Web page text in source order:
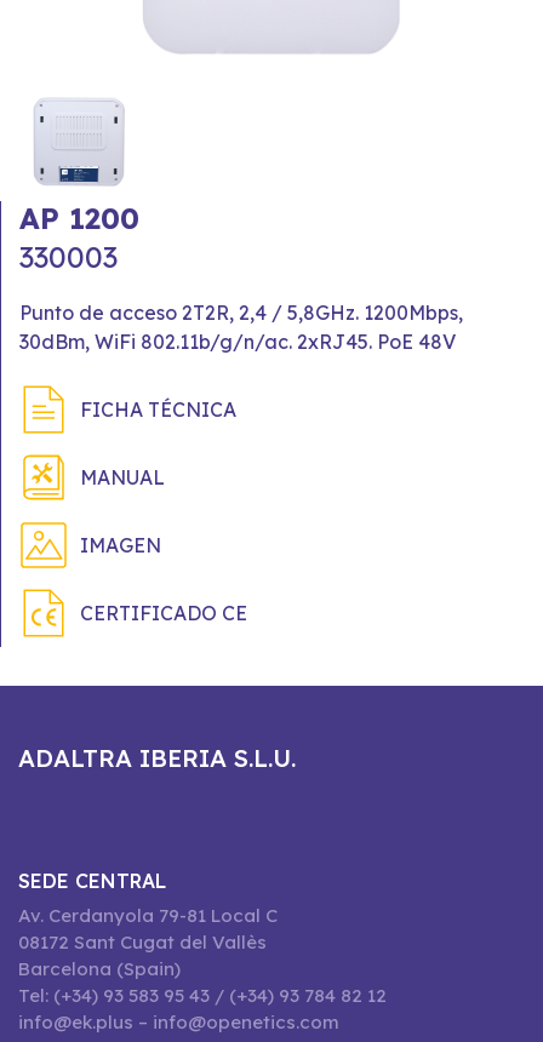
AP 1200
330003
Punto de acceso 2T2R, 2,4 / 5,8GHz. 1200Mbps,
30dBm, WiFi 802.11b/g/n/ac. 2xRJ45. PoE 48V
FICHA TÉCNICA
MANUAL
IMAGEN
CERTIFICADO CE
ADALTRA IBERIA S.L.U.
SEDE CENTRAL
Av. Cerdanyola 79-81 Local C
08172 Sant Cugat del Vallès
Barcelona (Spain)
Tel: (+34) 93 583 95 43 / (+34) 93 784 82 12
info@ek.plus – info@openetics.com